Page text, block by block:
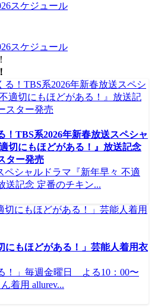
スケジュール
スケジュール
！TBS系2026年新春放送スペシャ
切にもほどがある！』放送記念
ター発売
ペシャルドラマ『新年早々 不適
送記念 定番のチキン...
にもほどがある！」芸能人着用衣
！」毎週金曜日 よる10：00〜
着用 allurev...